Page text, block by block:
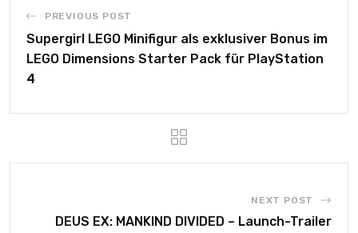
PREVIOUS POST
Supergirl LEGO Minifigur als exklusiver Bonus im
LEGO Dimensions Starter Pack für PlayStation
4
NEXT POST
DEUS EX: MANKIND DIVIDED – Launch-Trailer